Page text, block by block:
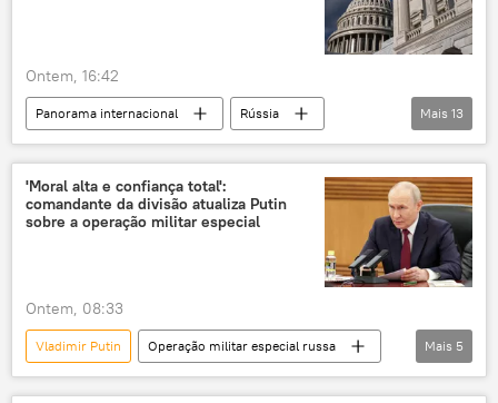
Ontem, 16:42
Panorama internacional
Rússia
Américas
Donald Trump
Câmara dos Representantes
Estados Unidos
EUA
Senado dos EUA
petróleo
Mais 13
'Moral alta e confiança total':
comandante da divisão atualiza Putin
sobre a operação militar especial
Ontem, 08:33
Vladimir Putin
Operação militar especial russa
Rússia
República Popular de Donetsk
Mais 5